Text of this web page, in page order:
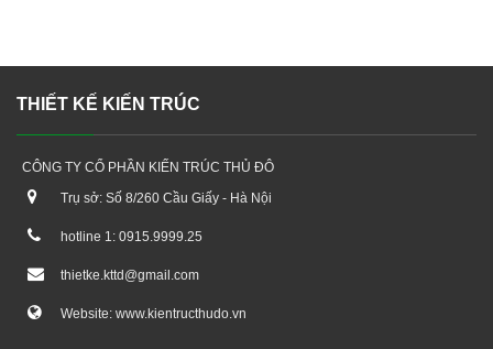
THIẾT KẾ KIẾN TRÚC
CÔNG TY CỔ PHẦN KIẾN TRÚC THỦ ĐÔ
Trụ sở: Số 8/260 Cầu Giấy - Hà Nội
hotline 1: 0915.9999.25
thietke.kttd@gmail.com
Website: www.kientructhudo.vn